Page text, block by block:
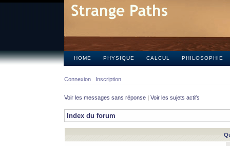
HOME PHYSIQUE CALCUL PHILOSOPHIE
Connexion Inscription
Voir les messages sans réponse | Voir les sujets actifs
Index du forum